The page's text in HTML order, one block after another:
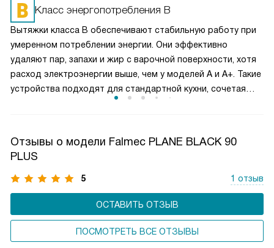
справляется с сильным паром и запахами. Такое
разделение обеспечивает оптимальный баланс между
производительностью и уровнем шума. Пользователь
может гибко управлять мощностью вытяжки, снижая
энергопотребление и продлевая срок службы двигателя,
сохраняя комфортную атмосферу на кухне.
Класс энергопотребления B
Вытяжки класса B обеспечивают стабильную работу при
умеренном потреблении энергии. Они эффективно
удаляют пар, запахи и жир с варочной поверхности, хотя
расход электроэнергии выше, чем у моделей A и A+. Такие
устройства подходят для стандартной кухни, сочетая
и прогнозируемые.
Отзывы о модели Falmec PLANE BLACK 90
PLUS
5 1 отзыв
ОСТАВИТЬ ОТЗЫВ
ПОСМОТРЕТЬ ВСЕ ОТЗЫВЫ